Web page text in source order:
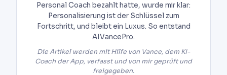
Personal Coach bezahlt hatte, wurde mir klar:
Personalisierung ist der Schlüssel zum
Fortschritt, und bleibt ein Luxus. So entstand
AIVancePro.
Die Artikel werden mit Hilfe von Vance, dem KI-
Coach der App, verfasst und von mir geprüft und
freigegeben.